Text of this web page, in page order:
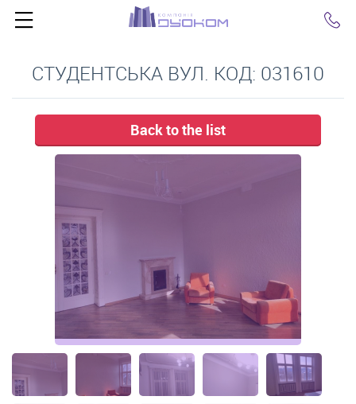
СТУДЕНТСЬКА ВУЛ. КОД: 031610
Back to the list